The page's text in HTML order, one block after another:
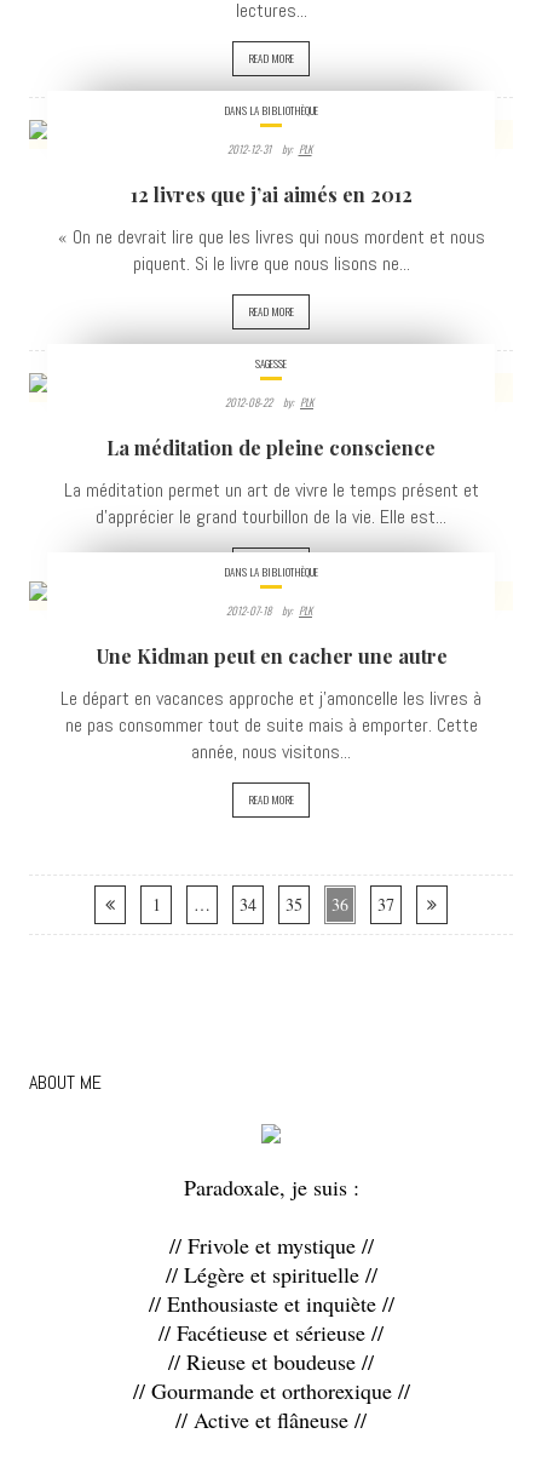
lectures...
READ MORE
DANS LA BIBLIOTHÈQUE
2012-12-31 By: PLK
12 livres que j’ai aimés en 2012
« On ne devrait lire que les livres qui nous mordent et nous
piquent. Si le livre que nous lisons ne...
READ MORE
SAGESSE
2012-08-22 By: PLK
La méditation de pleine conscience
La méditation permet un art de vivre le temps présent et
d'apprécier le grand tourbillon de la vie. Elle est...
READ MORE
DANS LA BIBLIOTHÈQUE
2012-07-18 By: PLK
Une Kidman peut en cacher une autre
Le départ en vacances approche et j'amoncelle les livres à
ne pas consommer tout de suite mais à emporter. Cette
année, nous visitons...
READ MORE
1 … 34 35 36 37
ABOUT ME
Paradoxale, je suis :
// Frivole et mystique //
// Légère et spirituelle //
// Enthousiaste et inquiète //
// Facétieuse et sérieuse //
// Rieuse et boudeuse //
// Gourmande et orthorexique //
// Active et flâneuse //